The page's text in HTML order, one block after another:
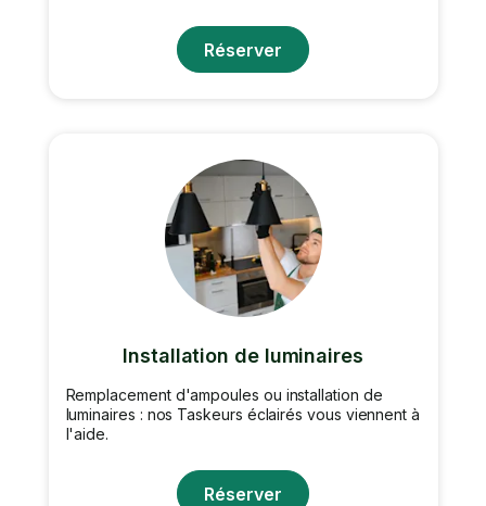
Réserver
Installation de luminaires
Remplacement d'ampoules ou installation de
luminaires : nos Taskeurs éclairés vous viennent à
l'aide.
Réserver